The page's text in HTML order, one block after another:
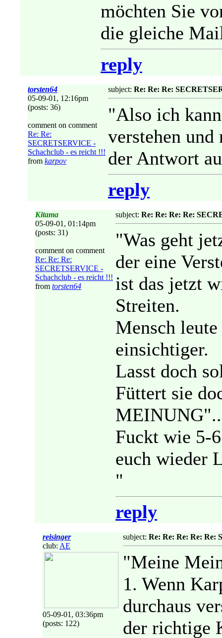
möchten Sie
die gleiche
reply
torsten64
05-09-01, 12:16pm
(posts: 36)
comment on comment
Re: Re:
SECRETSERVICE -
Schachclub - es reicht !!!
from karpov
subject: Re: Re: Re:
"Also ich
verstehen
der Antwort
reply
Kitama
05-09-01, 01:14pm
(posts: 31)
comment on comment
Re: Re: Re:
SECRETSERVICE -
Schachclub - es reicht !!!
from torsten64
subject: Re: Re: Re: Re:
"Was geht
der eine
ist das jetzt
Streiten.
Mensch
einsichtiger.
Lasst doch
Füttert sie
Fuckt wie 5-
euch wieder
"
reply
reisinger
club: AE
05-09-01, 03:36pm
(posts: 122)
subject: Re: Re: Re: Re: Re:
"Meine
1. Wenn
durchaus
der richtige